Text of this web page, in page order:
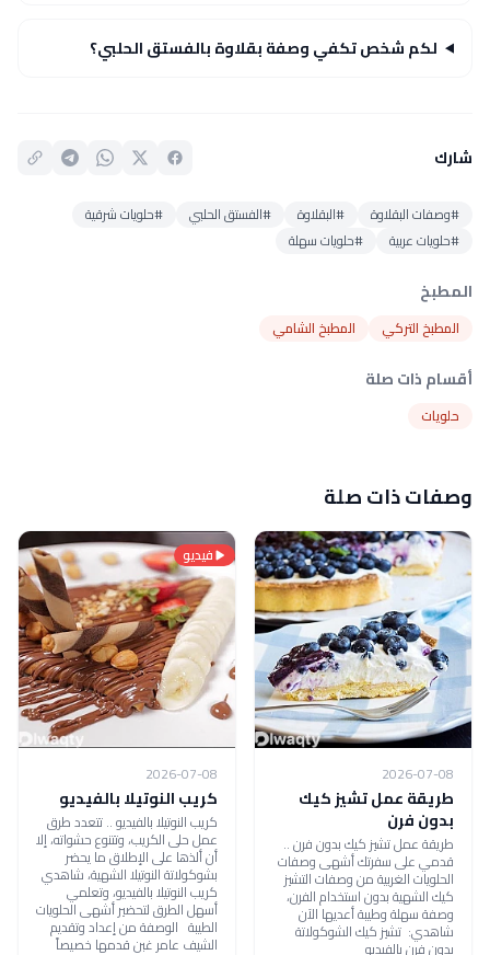
لكم شخص تكفي وصفة بقلاوة بالفستق الحلبي؟
شارك
#وصفات البقلاوة #البقلاوة #الفستق الحلبي
#حلويات شرقية
#حلويات عربية
#حلويات سهلة
المطبخ
المطبخ التركي المطبخ الشامي
أقسام ذات صلة
حلويات
وصفات ذات صلة
2026-07-08
طريقة عمل تشيز كيك
بدون فرن
طريقة عمل تشيز كيك بدون فرن ..
قدمي على سفرتك أشهى وصفات
الحلويات الغربية من وصفات التشيز
كيك الشهية بدون استخدام الفرن،
وصفة سهلة وطيبة أعديها الآن
شاهدي: تشيز كيك الشوكولاتة
بدون فرن بالفيديو
فيديو
2026-07-08
كريب النوتيلا بالفيديو
كريب النوتيلا بالفيديو .. تتعدد طرق
عمل حلى الكريب، وتتنوع حشواته، إلا
أن ألذها على الإطلاق ما يحضر
بشوكولاتة النوتيلا الشهية، شاهدي
كريب النوتيلا بالفيديو، وتعلمي
أسهل الطرق لتحضير أشهى الحلويات
الطيبة الوصفة من إعداد وتقديم
الشيف عامر غبن قدمها خصيصاً